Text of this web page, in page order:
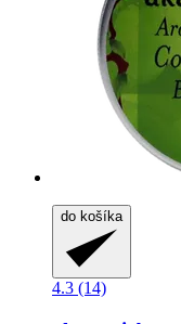
do košíka
4.3 (14)